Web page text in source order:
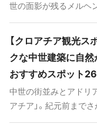
ころや、人気リゾート
定番のお土産までスイ
要な情報をたっぷりと
世の面影が残るメルヘ
基本情報、おすすめの
おくと便利な情報など
きたいことをご紹介し
されている方もそうで
っとスイスに行ってみ
す。
【クロアチア観光ス
クな中世建築に自然
おすすめスポット
中世の街並みとアドリ
アチア」。紀元前まで